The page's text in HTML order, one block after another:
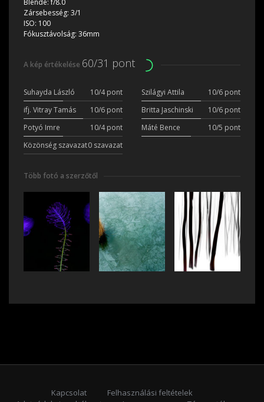
Blende:f/8.0
Zársebesség: 3/1
ISO: 100
Fókusztávolság: 36mm
A kép értékelése 60/31 pont
Suhayda László 10/4 pont Szilágyi Attila
10/6 pont
ifj. Vitray Tamás
10/6 pont Britta Jaschinski
10/6 pont
Potyó Imre
10/4 pont Máté Bence
10/5 pont
Közönség szavazat0 szavazat
Több fotó a szerzőtől
Kapcsolat
Felhasználási feltételek